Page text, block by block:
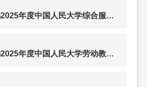
关于组织评选2025年度中国人民大学综合服务保障优秀团队、优秀个人的通知
关于组织评选2025年度中国人民大学劳动教育工作优秀集体、优秀个人的通知